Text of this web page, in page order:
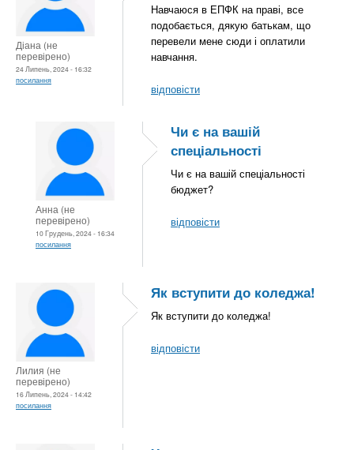
Діана (не
перевірено)
24 Липень, 2024 - 16:32
посилання
Навчаюся в ЕПФК на праві, все
подобається, дякую батькам, що
перевели мене сюди і оплатили
навчання.
відповісти
Анна (не
перевірено)
10 Грудень, 2024 - 16:34
посилання
Чи є на вашій
спеціальності
Чи є на вашій спеціальності
бюджет?
відповісти
Лилия (не
перевірено)
16 Липень, 2024 - 14:42
посилання
Як вступити до коледжа!
Як вступити до коледжа!
відповісти